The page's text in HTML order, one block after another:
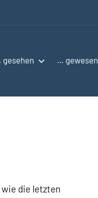
gesehen … gewesen
die letzten